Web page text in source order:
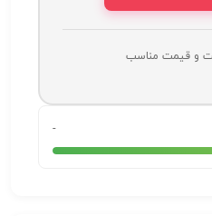
و قیمت مناسب
-